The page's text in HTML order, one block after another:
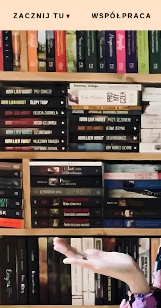
ZACZNIJ TU ▼ WSPÓŁPRACA